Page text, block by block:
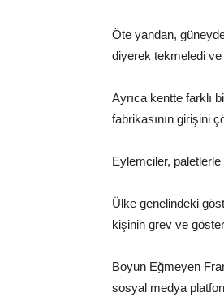
Öte yandan,
diyerek tekmeledi ve
Ayrıca kentte farklı
fabrikasının girişini
Eylemciler, paletlerle
Ülke genelindeki
kişinin grev ve
Boyun Eğmeyen
sosyal medya